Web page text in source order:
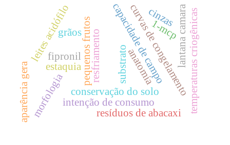
pequenos frutos
grãos
estaquia capacidade de campo
conservação do solocurvas de congelamentotemperaturas criogênicas
resfriamento substrato
intenção de consumo
leites acidófilo lantana camara
anatomia
aparência gera resíduos de abacaxi
1-mcp
morfologia
fipronil
cinzas